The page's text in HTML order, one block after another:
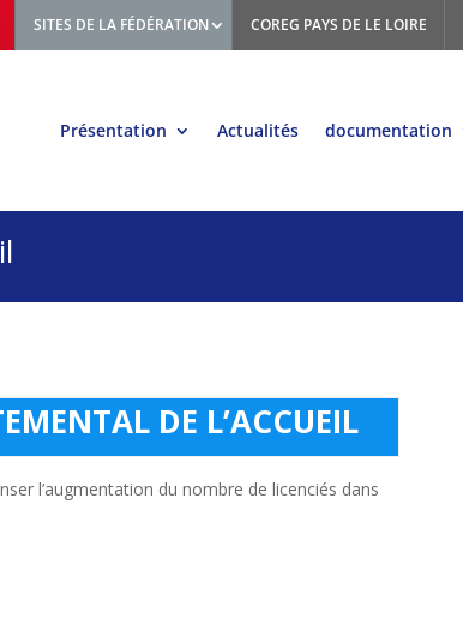
SITES DE LA FÉDÉRATION COREG PAYS DE LE LOIRE
Présentation Actualités documentation
DE L’ACCUEIL
l’augmentation du nombre de licenciés dans